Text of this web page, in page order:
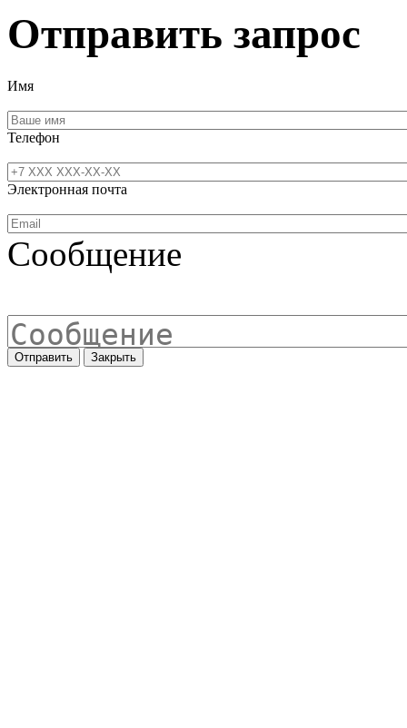
Отправить запрос
Имя
Телефон
Электронная почта
Сообщение
Отправить Закрыть